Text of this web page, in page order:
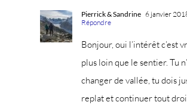
Pierrick & Sandrine 6 janvier
Répondre
Bonjour, oui l’intérêt c’est
plus loin que le sentier. Tu
changer de vallée, tu dois
replat et continuer tout